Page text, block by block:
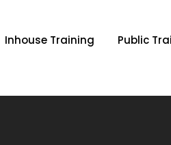
Inhouse Training Public